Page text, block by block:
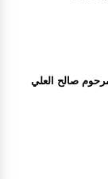
صالح العلي